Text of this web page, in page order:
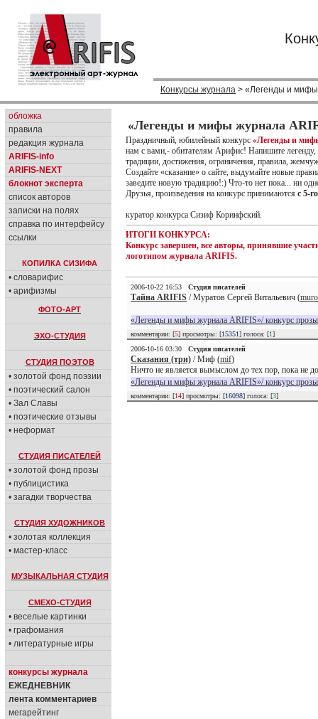
Конкурсы журнала > «Легенды и мифы
обложка
правила
редакция журнала
ARIFIS-info
ARIFIS-NEXT
блокнот эксперта
список авторов
записки на полях
справка по интерфейсу
ссылки
КОПИЛКА СИЗИФА
• словарифис
• арифизмы
ФОТО-АРТ
ЭХО-СТУДИЯ
СТУДИЯ ПОЭТОВ
• золотой фонд поэзии
• поэтический салон
• Зал Славы
• поэтические отзывы
• неформат
СТУДИЯ ПИСАТЕЛЕЙ
• золотой фонд прозы
• публицистика
• загадки творчества
СТУДИЯ ХУДОЖНИКОВ
• золотая коллекция
• мастер-класс
МУЗЫКАЛЬНАЯ СТУДИЯ
СМЕХО-СТУДИЯ
• веселые картинки
• графомания
• литературные игры
конкурсы журнала
ЕЖЕДНЕВНИК
лента комментариев
мегарейтинг
«Легенды и мифы журнала
Праздничный, юбилейный конкурс «Легенды и
нам с вами,- обитателям Арифис! Напишите
традиции, достижения, ограничения, правила,
Создайте «сказание» о сайте, выдумайте новые
заведите новую традицию!:) Что-то нет пока... ни
Друзья, произведения на конкурс принимаются с 5-
куратор конкурса Сизиф Коринфский.
ИТОГИ КОНКУРСА:
Конкурс завершен, все авторы, принявшие
логотипом журнала ARIFIS.
2006-10-22 16:53 Студия писателей
Тайна ARIFIS / Муратов Сергей Витальевич (
«Легенды и мифы журнала ARIFIS»/ конкурс прозы
комментарии: [5] просмотры: [15351] голоса: [1]
2006-10-16 03:30
Студия писателей
Сказания (три) / Миф (mif)
Ничто не является вымыслом до тех пор, пока не
«Легенды и мифы журнала ARIFIS»/ конкурс прозы
комментарии: [14] просмотры: [16098] голоса: [3]